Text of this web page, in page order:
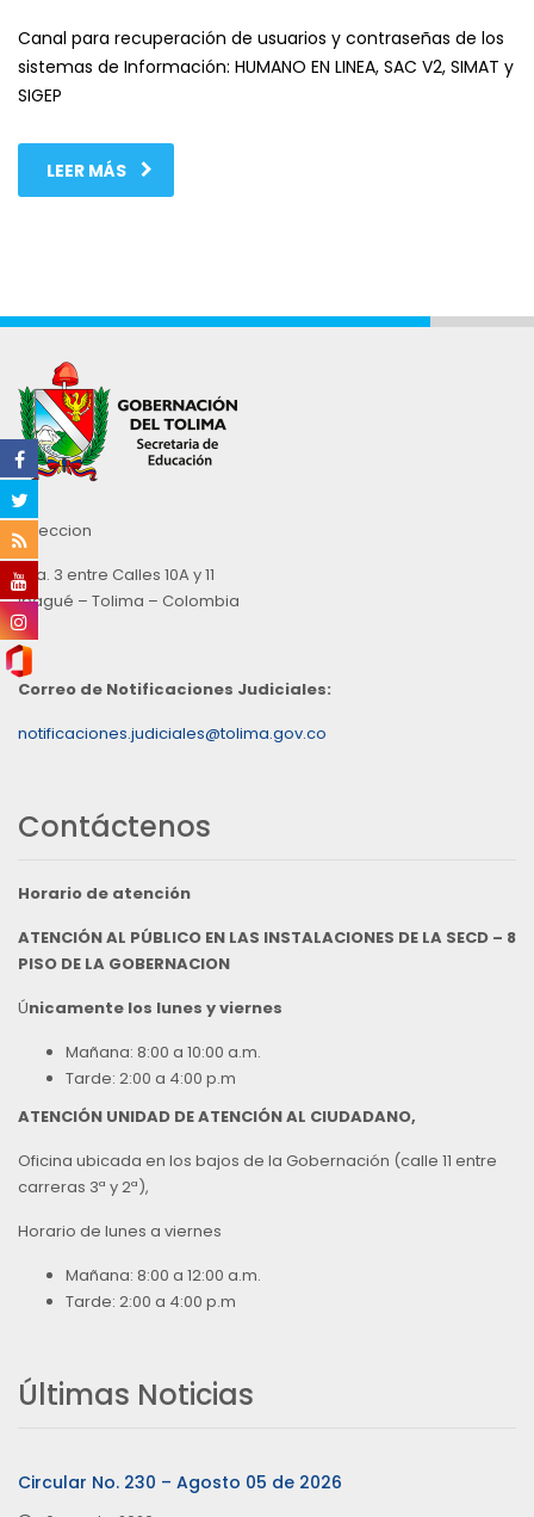
Canal para recuperación de usuarios y contraseñas de los
sistemas de Información: HUMANO EN LINEA, SAC V2, SIMAT y
SIGEP
LEER MÁS
Direccion
Cra. 3 entre Calles 10A y 11
Ibagué – Tolima – Colombia
Correo de Notificaciones Judiciales:
notificaciones.judiciales@tolima.gov.co
Contáctenos
Horario de atención
ATENCIÓN AL PÚBLICO EN LAS INSTALACIONES DE LA SECD – 8
PISO DE LA GOBERNACION
Únicamente los lunes y viernes
Mañana: 8:00 a 10:00 a.m.
Tarde: 2:00 a 4:00 p.m
ATENCIÓN UNIDAD DE ATENCIÓN AL CIUDADANO,
Oficina ubicada en los bajos de la Gobernación (calle 11 entre
carreras 3ª y 2ª),
Horario de lunes a viernes
Mañana: 8:00 a 12:00 a.m.
Tarde: 2:00 a 4:00 p.m
Últimas Noticias
Circular No. 230 – Agosto 05 de 2026